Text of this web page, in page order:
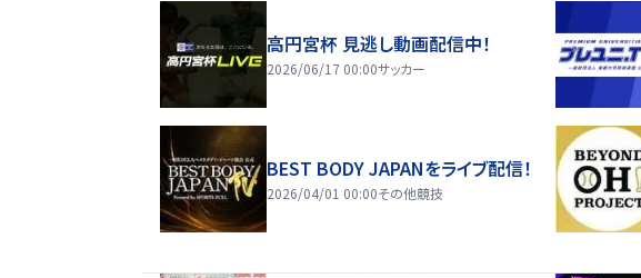
高円宮杯 見逃し動画配信中！
2026/06/17 00:00サッカー
BEST BODY JAPANをライブ配信！
2026/04/01 00:00その他競技